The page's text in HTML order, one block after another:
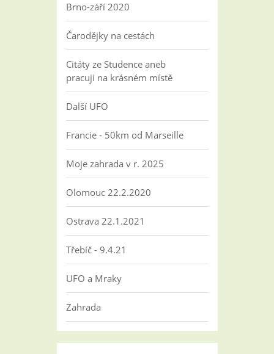
Brno-září 2020
Čarodějky na cestách
Citáty ze Studence aneb
pracuji na krásném místě
Další UFO
Francie - 50km od Marseille
Moje zahrada v r. 2025
Olomouc 22.2.2020
Ostrava 22.1.2021
Třebíč - 9.4.21
UFO a Mraky
Zahrada